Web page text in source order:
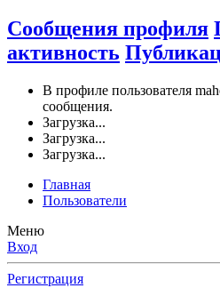
Сообщения профиля
активность
В профиле пользователя
сообщения.
Загрузка...
Загрузка...
Загрузка...
Главная
Пользователи
Меню
Вход
Регистрация